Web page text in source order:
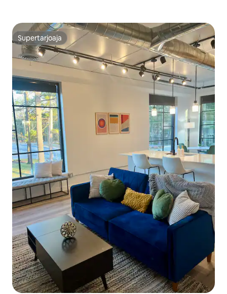
Supertarjoaja
Supertarjoaja